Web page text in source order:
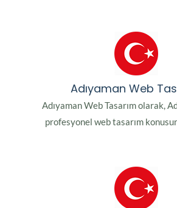
Adıyaman Web
Adıyaman Web Tasarım olarak,
profesyonel web tasarım